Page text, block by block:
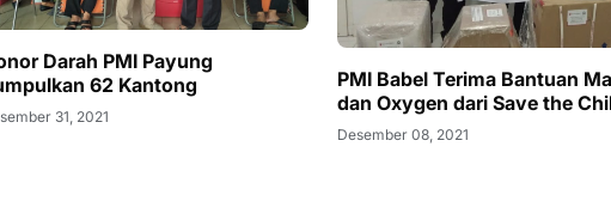
Darah PMI Payung
62 Kantong
31, 2021
PMI Babel Terima Bantuan
dan Oxygen dari Save the
Desember 08, 2021